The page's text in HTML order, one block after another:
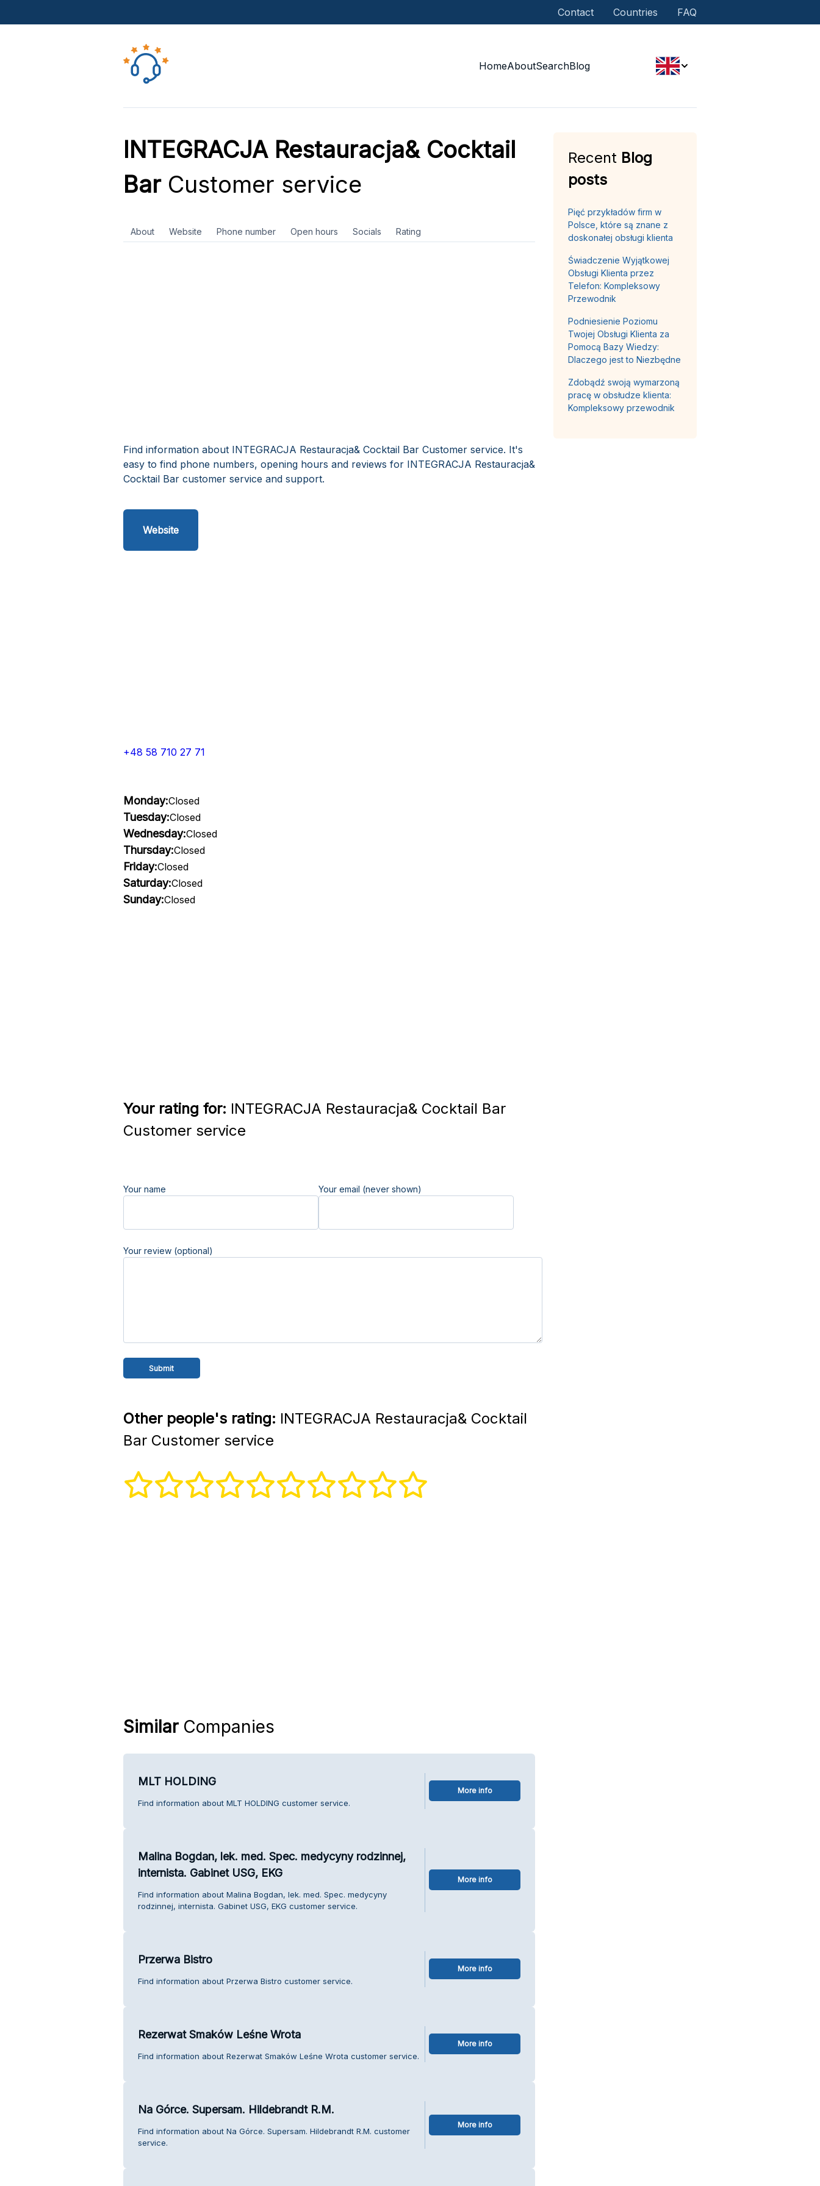
Contact Countries FAQ
HomeAboutSearchBlog
INTEGRACJA Restauracja& Cocktail
BarCustomer service
About Website Phone number Open hours Socials Rating
Find information about INTEGRACJA Restauracja& Cocktail Bar Customer service. It's
easy to find phone numbers, opening hours and reviews for INTEGRACJA Restauracja&
Cocktail Bar customer service and support.
Website
+48 58 710 27 71
Monday:Closed
Tuesday:Closed
Wednesday:Closed
Thursday:Closed
Friday:Closed
Saturday:Closed
Sunday:Closed
Your rating for: INTEGRACJA Restauracja& Cocktail Bar
Customer service
Your name Your email (never shown)
Your review (optional)
Other people's rating: INTEGRACJA Restauracja& Cocktail
Bar Customer service
SimilarCompanies
MLT HOLDING
Find information about MLT HOLDING customer service.
More info
Malina Bogdan, lek. med. Spec. medycyny rodzinnej,
internista. Gabinet USG, EKG
Find information about Malina Bogdan, lek. med. Spec. medycyny
rodzinnej, internista. Gabinet USG, EKG customer service.
More info
Przerwa Bistro
Find information about Przerwa Bistro customer service.
More info
Rezerwat Smaków Leśne Wrota
Find information about Rezerwat Smaków Leśne Wrota customer service.
More info
Na Górce. Supersam. Hildebrandt R.M.
Find information about Na Górce. Supersam. Hildebrandt R.M. customer
service.
More info
Recent Blog
posts
Pięć przykładów firm w
Polsce, które są znane z
doskonałej obsługi klienta
Świadczenie Wyjątkowej
Obsługi Klienta przez
Telefon: Kompleksowy
Przewodnik
Podniesienie Poziomu
Twojej Obsługi Klienta za
Pomocą Bazy Wiedzy:
Dlaczego jest to Niezbędne
Zdobądź swoją wymarzoną
pracę w obsłudze klienta:
Kompleksowy przewodnik